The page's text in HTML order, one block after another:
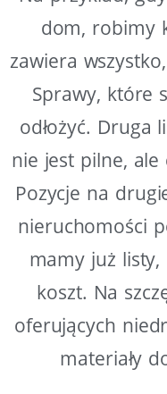
dom, robimy
zawiera
Sprawy, które
odłożyć. Druga
nie jest pilne,
Pozycje na
nieruchomości
mamy już listy,
koszt. Na
oferujących
materiały